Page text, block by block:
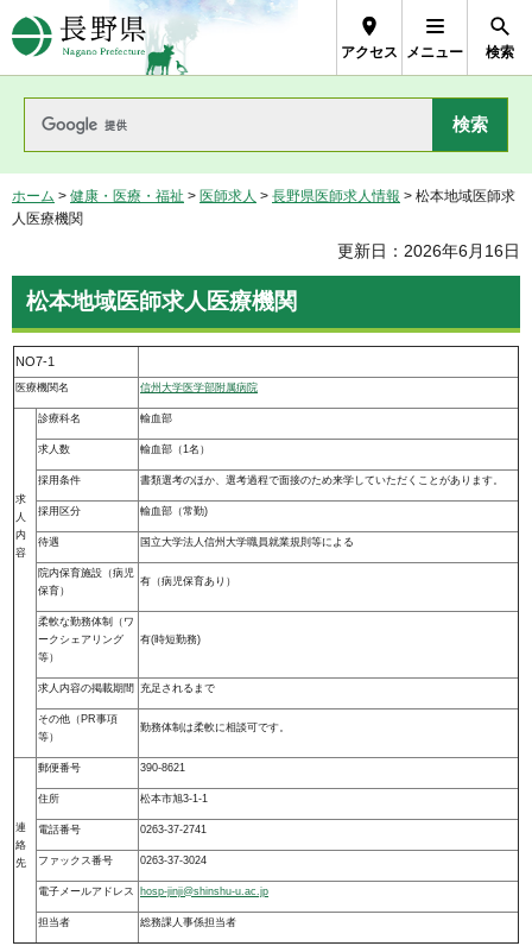
長野県Nagano Prefecture
アクセス メニュー 検索
ホーム > 健康・医療・福祉 > 医師求人 > 長野県医師求人情報 > 松本地域医師求
人医療機関
更新日：2026年6月16日
松本地域医師求人医療機関
NO7-1
医療機関名 信州大学医学部附属病院
求
人
内
容
診療科名 輸血部
求人数 輸血部（1名）
採用条件 書類選考のほか、選考過程で面接のため来学していただくことがあります。
採用区分 輸血部（常勤)
待遇 国立大学法人信州大学職員就業規則等による
院内保育施設（病児
保育）
有（病児保育あり）
柔軟な勤務体制（ワ
ークシェアリング
等）
有(時短勤務)
求人内容の掲載期間 充足されるまで
その他（PR事項
等）
勤務体制は柔軟に相談可です。
連
絡
先
郵便番号 390-8621
住所 松本市旭3-1-1
電話番号 0263-37-2741
ファックス番号 0263-37-3024
電子メールアドレス hosp-jinji@shinshu-u.ac.jp
担当者 総務課人事係担当者